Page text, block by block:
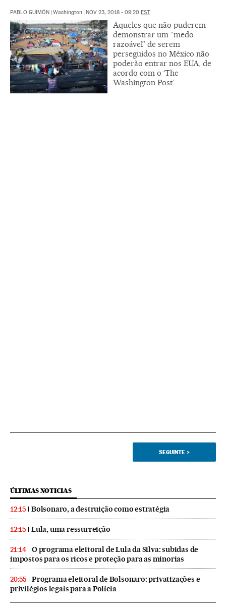
PABLO GUIMÓN | Washington | NOV 23, 2018 - 09:20 EST
Aqueles que não puderem
demonstrar um “medo
razoável” de serem
perseguidos no México não
poderão entrar nos EUA, de
acordo com o ‘The
Washington Post’
SEGUINTE >
ÚLTIMAS NOTICIAS
12:15 Bolsonaro, a destruição como estratégia
12:15 Lula, uma ressurreição
21:14
O programa eleitoral de Lula da Silva: subidas de
impostos para os ricos e proteção para as minorias
20:55
Programa eleitoral de Bolsonaro: privatizações e
privilégios legais para a Polícia